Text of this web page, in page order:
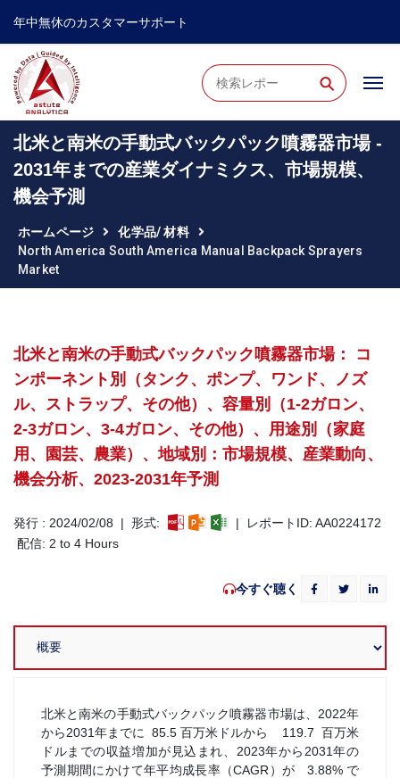
年中無休のカスタマーサポート
⚲
北米と南米の手動式バックパック噴霧器市場 -
2031年までの産業ダイナミクス、市場規模、
機会予測
ホームページ
化学品/ 材料
North America South America Manual Backpack Sprayers
Market
北米と南米の手動式バックパック噴霧器市場： コ
ンポーネント別（タンク、ポンプ、ワンド、ノズ
ル、ストラップ、その他）、容量別（1-2ガロン、
2-3ガロン、3-4ガロン、その他）、用途別（家庭
用、園芸、農業）、地域別：市場規模、産業動向、
機会分析、2023-2031年予測
発行 : 2024/02/08 | 形式:
| レポートID: AA0224172
配信: 2 to 4 Hours
今すぐ聴く
北米と南米の手動式バックパック噴霧器市場は、2022年
から2031年までに 85.5 百万米ドルから 119.7 百万米
ドルまでの収益増加が見込まれ、2023年から2031年の
予測期間にかけて年平均成長率（CAGR）が 3.88% で